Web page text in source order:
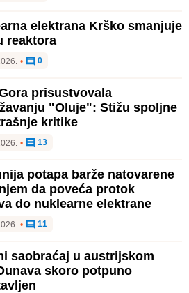
elektrana Krško smanjuje
reaktora
• 0
prisustvovala
"Oluje": Stižu spoljne
kritike
• 13
potapa barže natovarene
da poveća protok
do nuklearne elektrane
• 11
saobraćaj u austrijskom
skoro potpuno